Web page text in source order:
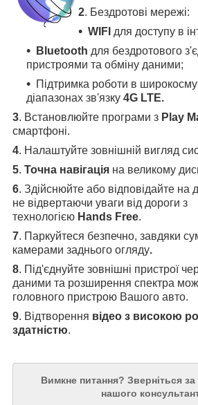
2. Бездротові мережі:
WIFI для доступу в
Bluetooth для бездротового
пристроями та обміну даними;
Підтримка роботи в
діапазонах зв'язку 4G LTE.
3. Встановлюйте програми з Play
смартфоні.
4. Налаштуйте зовнішній вигляд
5. Точна навігація на великому
6. Здійснюйте або відповідайте на
не відвертаючи уваги від дороги з
технологією Hands Free.
7. Паркуйтеся безпечно, завдяки
камерами заднього огляду.
8. Під'єднуйте зовнішні пристрої
даними та розширення спектра
головного пристрою Вашого авто.
9. Відтворення відео з високою
здатністю.
Вимкне питання? Зверніться
нашого